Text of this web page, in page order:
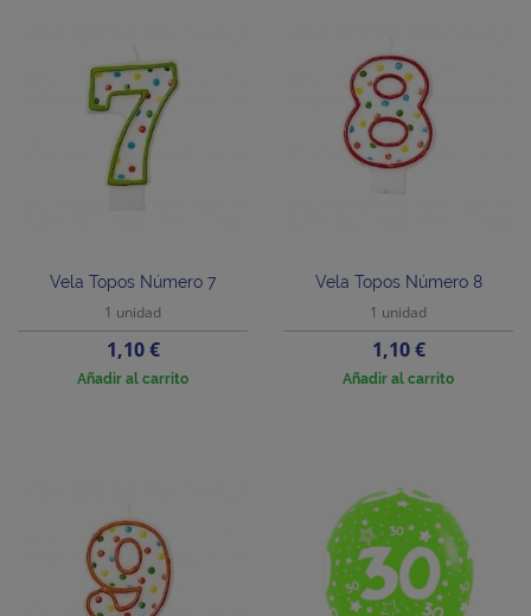
Vela Topos Número 7
1 unidad
Precio
1,10 €
Añadir al carrito
Vela Topos Número 8
1 unidad
Precio
1,10 €
Añadir al carrito